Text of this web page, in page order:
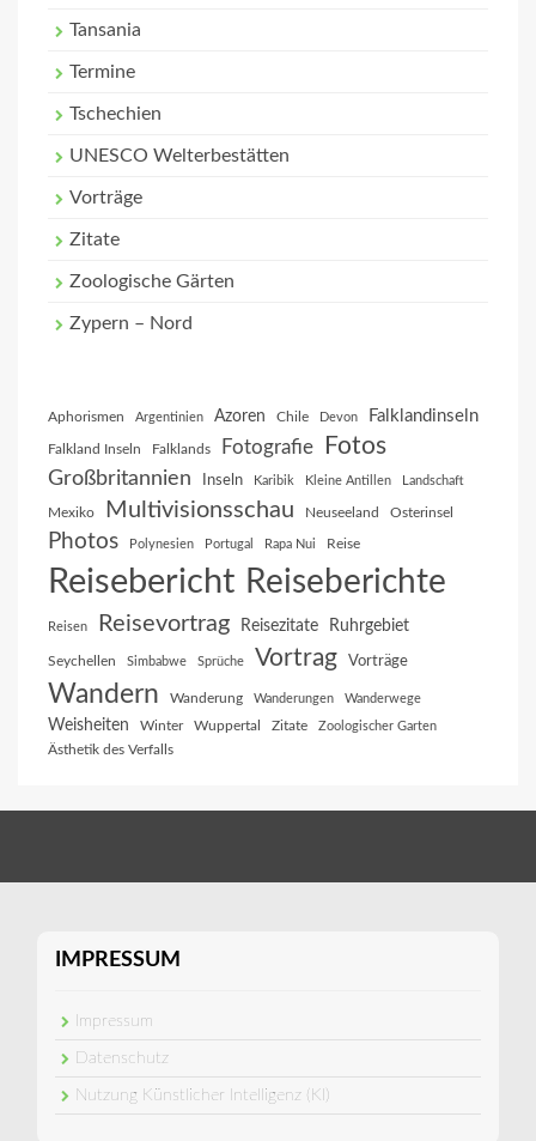
Tansania
Termine
Tschechien
UNESCO Welterbestätten
Vorträge
Zitate
Zoologische Gärten
Zypern – Nord
Aphorismen Argentinien Azoren Chile Devon Falklandinseln
Falkland Inseln Falklands Fotografie Fotos
Großbritannien Inseln Karibik Kleine Antillen Landschaft
Mexiko Multivisionsschau Neuseeland Osterinsel
Photos Polynesien Portugal Rapa Nui Reise
Reisebericht Reiseberichte
Reisen Reisevortrag Reisezitate Ruhrgebiet
Seychellen Simbabwe Sprüche Vortrag Vorträge
Wandern Wanderung Wanderungen Wanderwege
Weisheiten Winter Wuppertal Zitate Zoologischer Garten
Ästhetik des Verfalls
IMPRESSUM
Impressum
Datenschutz
Nutzung Künstlicher Intelligenz (KI)